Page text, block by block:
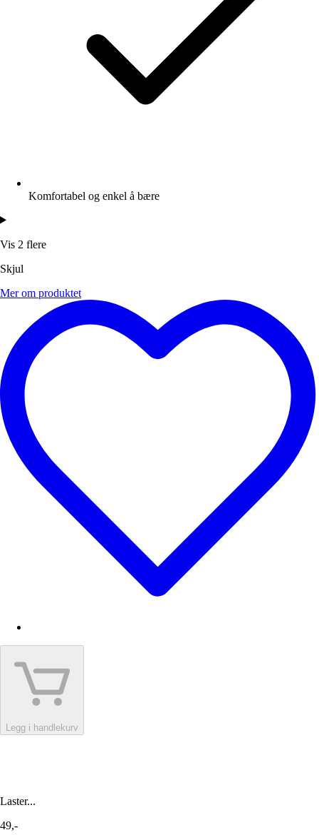
Komfortabel og enkel å bære
Vis 2 flere
Skjul
Mer om produktet
Legg i handlekurv
Laster...
49,-